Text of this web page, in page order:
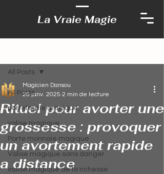
La Vraie Magie
All Posts
portefeuille magique
valise magique
Porte monnaie magique
Valise magique sans danger
valise magique de la richesse
All Posts
Rituel pour avorter une
grossesse : provoquer
un avortement rapide
a distance
Magicien Dansou
26 janv. 2025 2 min de lecture